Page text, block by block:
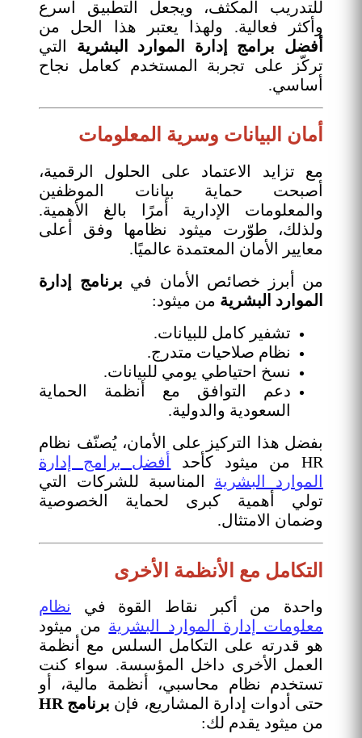
للتدريب المكثف، ويجعل التطبيق أسرع
وأكثر فعالية. ولهذا يعتبر هذا الحل من
أفضل برامج إدارة الموارد البشرية التي
تركّز على تجربة المستخدم كعامل نجاح
أساسي.
أمان البيانات وسرية المعلومات
مع تزايد الاعتماد على الحلول الرقمية،
أصبحت حماية بيانات الموظفين
والمعلومات الإدارية أمرًا بالغ الأهمية.
ولذلك، طوّرت ميثود نظامها وفق أعلى
معايير الأمان المعتمدة عالميًا.
من أبرز خصائص الأمان في برنامج إدارة
الموارد البشرية من ميثود:
تشفير كامل للبيانات.
نظام صلاحيات متدرج.
نسخ احتياطي يومي للبيانات.
دعم التوافق مع أنظمة الحماية
السعودية والدولية.
بفضل هذا التركيز على الأمان، يُصنّف نظام
HR من ميثود كأحد
أفضل برامج إدارة
الموارد البشرية المناسبة للشركات التي
تولي أهمية كبرى لحماية الخصوصية
وضمان الامتثال.
التكامل مع الأنظمة الأخرى
واحدة من أكبر نقاط القوة في نظام
معلومات إدارة الموارد البشرية من ميثود
هو قدرته على التكامل السلس مع أنظمة
العمل الأخرى داخل المؤسسة. سواء كنت
تستخدم نظام محاسبي، أنظمة مالية، أو
حتى أدوات إدارة المشاريع، فإن برنامج HR
من ميثود يقدم لك: